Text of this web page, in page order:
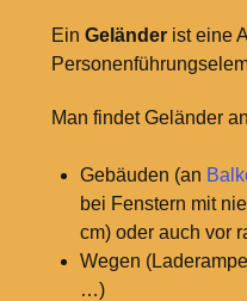
Ein Geländerist eine
Man findet Geländer an
Gebäuden (an
bei Fenstern mit
cm) oder auch vor
Wegen
…)